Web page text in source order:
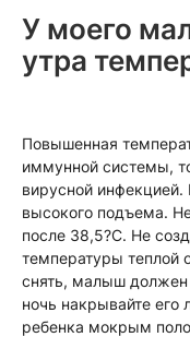
У моего
утра
Повышенная
иммунной системы,
вирусной инфекцией.
высокого подъема.
после 38,5?С. Не
температуры
снять, малыш должен
ночь накрывайте его
ребенка мокрым